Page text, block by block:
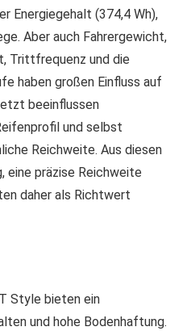
Energiegehalt (374,4 Wh),
Aber auch Fahrergewicht,
Trittfrequenz und die
haben großen Einfluss auf
beeinflussen
und selbst
Reichweite. Aus diesen
eine präzise Reichweite
daher als Richtwert
Style bieten ein
und hohe Bodenhaftung.